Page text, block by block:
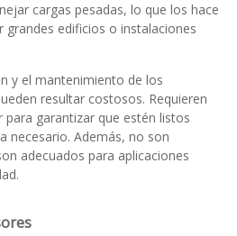
cargas pesadas, lo que los hace
grandes edificios o instalaciones
y el mantenimiento de los
resultar costosos. Requieren
garantizar que estén listos
necesario. Además, no son
adecuados para aplicaciones